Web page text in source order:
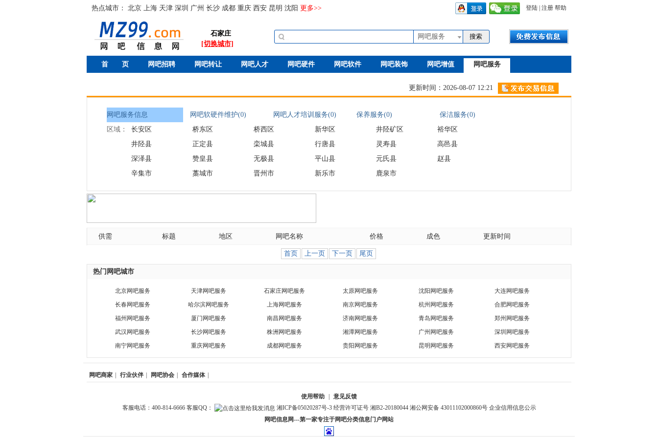
热点城市： 北京 上海 天津 深圳 广州 长沙 成都 重庆 西安 昆明 沈阳 更多>> 登陆 注册 帮助
石家庄
[切换城市]
网吧服务
首 页 网吧招聘 网吧转让 网吧人才 网吧硬件 网吧软件 网吧装饰 网吧增值 网吧服务
更新时间：2026-08-07 12:21
网吧服务信息 网吧软硬件维护(0) 网吧人才培训服务(0) 保养服务(0)
保洁服务(0)
区域：
长安区 桥东区 桥西区 新华区 井陉矿区
裕华区
井陉县
正定县 栾城县 行唐县 灵寿县
高邑县
深泽县
赞皇县 无极县 平山县 元氏县
赵县
辛集市
藁城市 晋州市 新乐市 鹿泉市
供需 标题 地区 网吧名称 价格 成色 更新时间
首页 上一页 下一页 尾页
热门网吧城市
北京网吧服务 天津网吧服务 石家庄网吧服务 太原网吧服务 沈阳网吧服务
大连网吧服务
长春网吧服务
哈尔滨网吧服务 上海网吧服务 南京网吧服务 杭州网吧服务
合肥网吧服务
福州网吧服务
厦门网吧服务 南昌网吧服务 济南网吧服务 青岛网吧服务
郑州网吧服务
武汉网吧服务
长沙网吧服务 株洲网吧服务 湘潭网吧服务 广州网吧服务
深圳网吧服务
南宁网吧服务
重庆网吧服务 成都网吧服务 贵阳网吧服务 昆明网吧服务 西安网吧服务
网吧商家 行业伙伴 网吧协会 合作媒体
使用帮助
意见反馈
客服电话：400-814-6666 客服QQ：
湘ICP备05020287号-3 经营许可证号 湘B2-20180044 湘公网安备 43011102000860号 企业信用信息公示
网吧信息网---第一家专注于网吧分类信息门户网站